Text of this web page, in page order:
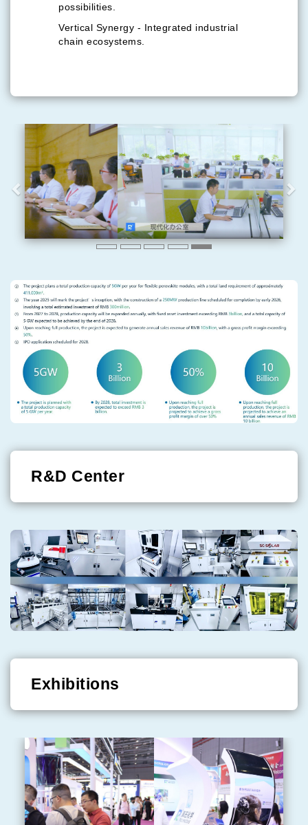
possibilities.
Vertical Synergy - Integrated industrial
chain ecosystems.
R&D Center
Exhibitions